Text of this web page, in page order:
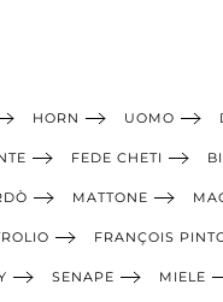
HORN UOMO
FEDE CHETI
MATTONE
FRANÇOIS
SENAPE MIELE